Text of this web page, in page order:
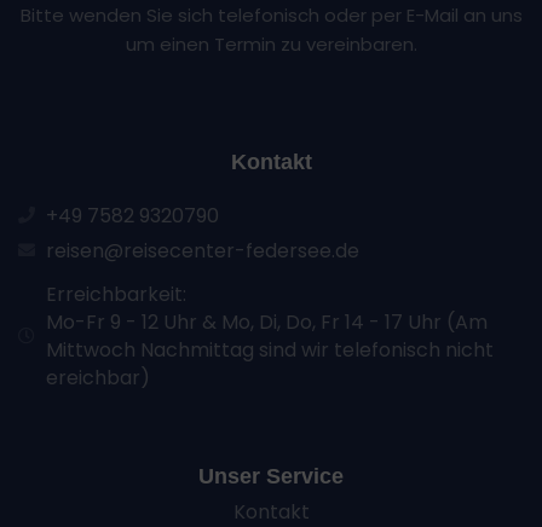
Bitte wenden Sie sich telefonisch oder per E-Mail an uns
um einen Termin zu vereinbaren.
Kontakt
+49 7582 9320790
reisen@reisecenter-federsee.de
Erreichbarkeit:
Mo-Fr 9 - 12 Uhr & Mo, Di, Do, Fr 14 - 17 Uhr (Am
Mittwoch Nachmittag sind wir telefonisch nicht
ereichbar)
Unser Service
Kontakt